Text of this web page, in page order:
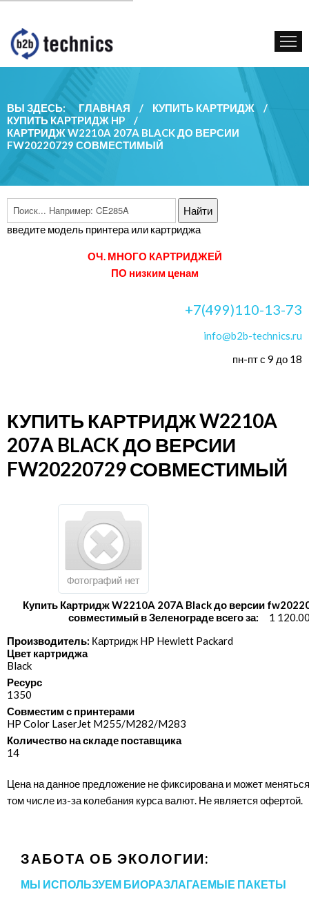
КУПИТЬ КАРТРИДЖ
ГОС. УЧРЕЖДЕНИЯМ
КОНТАКТЫ
ВЫ ЗДЕСЬ: ГЛАВНАЯ / КУПИТЬ КАРТРИДЖ
/
КУПИТЬ КАРТРИДЖ HP
/
КАРТРИДЖ W2210A 207A BLACK ДО ВЕРСИИ
FW20220729 СОВМЕСТИМЫЙ
введите модель принтера или картриджа
ОЧ. МНОГО КАРТРИДЖЕЙ
ПО низким ценам
+7(499)110-13-73
info@b2b-technics.ru
пн-пт с 9 до 18
КУПИТЬ КАРТРИДЖ W2210A
207A BLACK ДО ВЕРСИИ
FW20220729 СОВМЕСТИМЫЙ
Купить Картридж W2210A 207A Black до версии
совместимый в Зеленограде всего за:
1
Производитель: Картридж HP Hewlett Packard
Цвет картриджа
Black
Ресурс
1350
Совместим с принтерами
HP Color LaserJet M255/​M282/​M283
Количество на складе поставщика
14
Цена на данное предложение не фиксирована и может
том числе из-за колебания курса валют. Не является офертой.
ЗАБОТА ОБ ЭКОЛОГИИ:
МЫ ИСПОЛЬЗУЕМ БИОРАЗЛАГАЕМЫЕ ПАКЕТЫ